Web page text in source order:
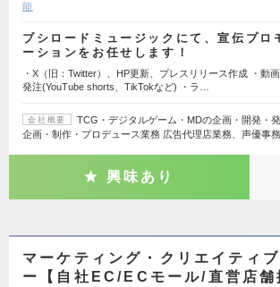
能
ブシロードミュージックにて、宣伝プロ
ーションをお任せします！
・X（旧：Twitter）、HP更新、プレスリリース作成 ・動画
発注(YouTube shorts、TikTokなど) ・ラ…
会社概要
TCG・デジタルゲーム・MDの企画・開発・
企画・制作・プロデュース業務 広告代理店業務、声優事
興味あり
マーケティング・クリエイティ
ー【自社EC/ECモール/直営店舗